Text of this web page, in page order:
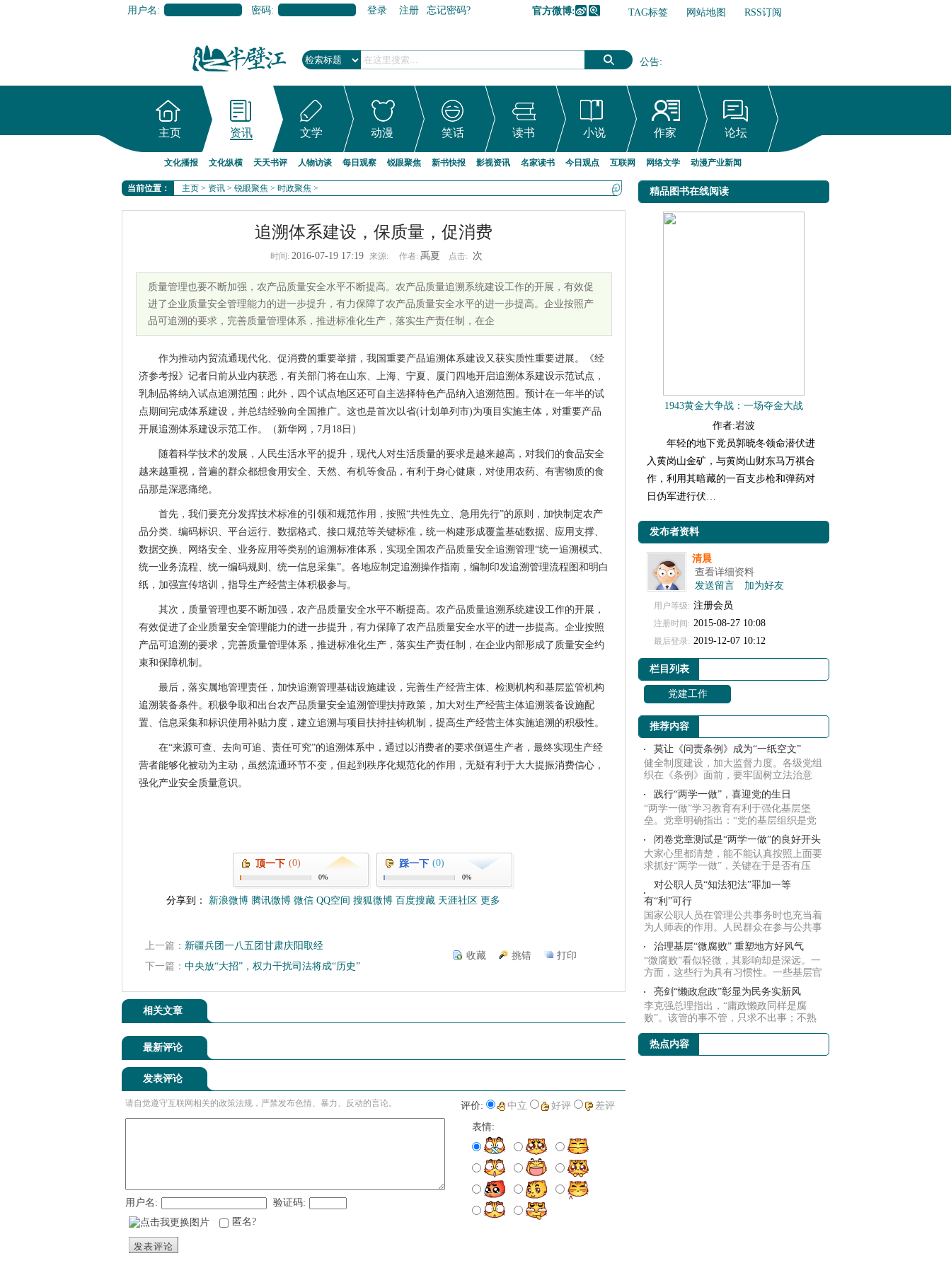
用户名: 密码: 登录 注册 忘记密码? 官方微博: TAG标签 网站地图
RSS订阅
公告:
网络文学行业自律倡议书
主页 资讯 文学 动漫 笑话 读书 小说 作家 论坛
文化播报 文化纵横 天天书评 人物访谈 每日观察 锐眼聚焦 新书快报 影视资讯 名家读书 今日观点 互联网 网络文学 动漫产业新闻
当前位置： 主页 > 资讯 > 锐眼聚焦 > 时政聚焦 >
追溯体系建设，保质量，促消费
时间: 2016-07-19 17:19 来源: 作者: 禹夏 点击: 次
质量管理也要不断加强，农产品质量安全水平不断提高。农产品质量追溯系统建设工作的开展，有效促
进了企业质量安全管理能力的进一步提升，有力保障了农产品质量安全水平的进一步提高。企业按照产
品可追溯的要求，完善质量管理体系，推进标准化生产，落实生产责任制，在企
作为推动内贸流通现代化、促消费的重要举措，我国重要产品追溯体系建设又获实质性重要进展。《经
济参考报》记者日前从业内获悉，有关部门将在山东、上海、宁夏、厦门四地开启追溯体系建设示范试点，
乳制品将纳入试点追溯范围；此外，四个试点地区还可自主选择特色产品纳入追溯范围。预计在一年半的试
点期间完成体系建设，并总结经验向全国推广。这也是首次以省(计划单列市)为项目实施主体，对重要产品
开展追溯体系建设示范工作。（新华网，7月18日）
随着科学技术的发展，人民生活水平的提升，现代人对生活质量的要求是越来越高，对我们的食品安全
越来越重视，普遍的群众都想食用安全、天然、有机等食品，有利于身心健康，对使用农药、有害物质的食
品那是深恶痛绝。
首先，我们要充分发挥技术标准的引领和规范作用，按照“共性先立、急用先行”的原则，加快制定农产
品分类、编码标识、平台运行、数据格式、接口规范等关键标准，统一构建形成覆盖基础数据、应用支撑、
数据交换、网络安全、业务应用等类别的追溯标准体系，实现全国农产品质量安全追溯管理“统一追溯模式、
统一业务流程、统一编码规则、统一信息采集”。各地应制定追溯操作指南，编制印发追溯管理流程图和明白
纸，加强宣传培训，指导生产经营主体积极参与。
其次，质量管理也要不断加强，农产品质量安全水平不断提高。农产品质量追溯系统建设工作的开展，
有效促进了企业质量安全管理能力的进一步提升，有力保障了农产品质量安全水平的进一步提高。企业按照
产品可追溯的要求，完善质量管理体系，推进标准化生产，落实生产责任制，在企业内部形成了质量安全约
束和保障机制。
最后，落实属地管理责任，加快追溯管理基础设施建设，完善生产经营主体、检测机构和基层监管机构
追溯装备条件。积极争取和出台农产品质量安全追溯管理扶持政策，加大对生产经营主体追溯装备设施配
置、信息采集和标识使用补贴力度，建立追溯与项目扶持挂钩机制，提高生产经营主体实施追溯的积极性。
在“来源可查、去向可追、责任可究”的追溯体系中，通过以消费者的要求倒逼生产者，最终实现生产经
营者能够化被动为主动，虽然流通环节不变，但起到秩序化规范化的作用，无疑有利于大大提振消费信心，
强化产业安全质量意识。
顶一下 (0)
0%
踩一下 (0)
0%
分享到： 新浪微博 腾讯微博 微信 QQ空间 搜狐微博 百度搜藏 天涯社区 更多
上一篇： 新疆兵团一八五团甘肃庆阳取经
下一篇： 中央放“大招”，权力干扰司法将成“历史”
收藏 挑错 打印
相关文章
最新评论
发表评论
请自觉遵守互联网相关的政策法规，严禁发布色情、暴力、反动的言论。 评价: 中立 好评
差评
表情:
用户名:
验证码:
匿名?
发表评论
精品图书在线阅读
1943黄金大争战：一场夺金大战
作者:岩波
年轻的地下党员郭晓冬领命潜伏进
入黄岗山金矿，与黄岗山财东马万祺合
作，利用其暗藏的一百支步枪和弹药对
日伪军进行伏…
发布者资料
清晨
查看详细资料
发送留言
加为好友
用户等级: 注册会员
注册时间: 2015-08-27 10:08
最后登录: 2019-12-07 10:12
栏目列表
党建工作
推荐内容
莫让《问责条例》成为“一纸空文”
健全制度建设，加大监督力度。各级党组
织在《条例》面前，要牢固树立法治意
识、制度意...
践行“两学一做”，喜迎党的生日
“两学一做”学习教育有利于强化基层堡
垒。党章明确指出：“党的基层组织是党
在社会组...
闭卷党章测试是“两学一做”的良好开头
大家心里都清楚，能不能认真按照上面要
求抓好“两学一做”，关键在于是否有压
力，是否...
对公职人员“知法犯法”罪加一等
有“利”可行
国家公职人员在管理公共事务时也充当着
为人师表的作用。人民群众在参与公共事
务时必定...
治理基层“微腐败” 重塑地方好风气
“微腐败”看似轻微，其影响却是深远。一
方面，这些行为具有习惯性。一些基层官
员在主...
亮剑“懒政怠政”彰显为民务实新风
李克强总理指出，“庸政懒政同样是腐
败”。该管的事不管，只求不出事；不熟
热点内容